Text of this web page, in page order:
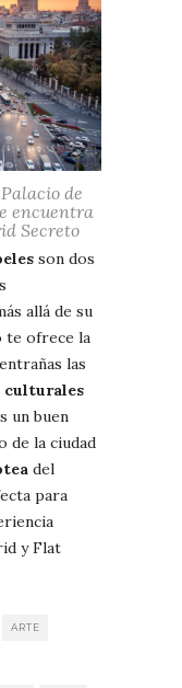
de
encuentra
Secreto
son dos
allá de su
te ofrece la
las
culturales
un buen
de la ciudad
del
para
y Flat
ARTE